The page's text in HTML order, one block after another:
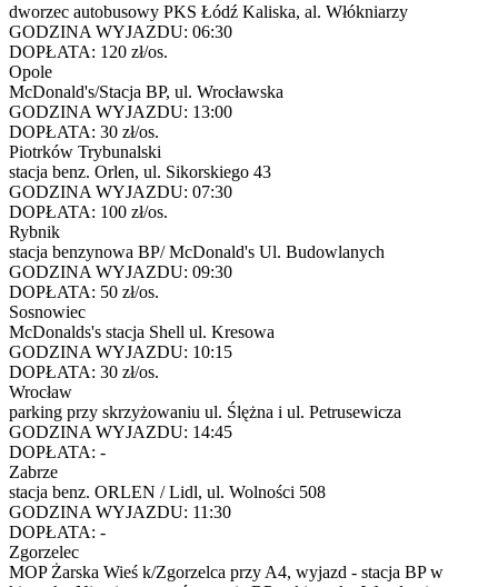
dworzec autobusowy PKS Łódź Kaliska, al. Włókniarzy
GODZINA WYJAZDU: 06:30
DOPŁATA: 120 zł/os.
Opole
McDonald's/Stacja BP, ul. Wrocławska
GODZINA WYJAZDU: 13:00
DOPŁATA: 30 zł/os.
Piotrków Trybunalski
stacja benz. Orlen, ul. Sikorskiego 43
GODZINA WYJAZDU: 07:30
DOPŁATA: 100 zł/os.
Rybnik
stacja benzynowa BP/ McDonald's Ul. Budowlanych
GODZINA WYJAZDU: 09:30
DOPŁATA: 50 zł/os.
Sosnowiec
McDonalds's stacja Shell ul. Kresowa
GODZINA WYJAZDU: 10:15
DOPŁATA: 30 zł/os.
Wrocław
parking przy skrzyżowaniu ul. Ślężna i ul. Petrusewicza
GODZINA WYJAZDU: 14:45
DOPŁATA: -
Zabrze
stacja benz. ORLEN / Lidl, ul. Wolności 508
GODZINA WYJAZDU: 11:30
DOPŁATA: -
Zgorzelec
MOP Żarska Wieś k/Zgorzelca przy A4, wyjazd - stacja BP w